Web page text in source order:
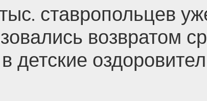
ставропольцев
возвратом
детские